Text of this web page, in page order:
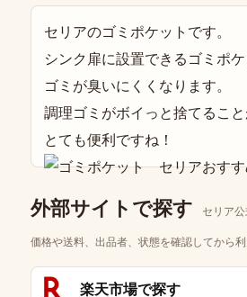
セリアのゴミポケットです。
シンク扉に設置できるゴミポケ
ゴミが臭いにくくなります。
調理ゴミがボイっと捨てること
とても便利ですね！
外部サイトで探す セリア公
価格や送料、出品者、状態を確認してから利
楽天市場で探す